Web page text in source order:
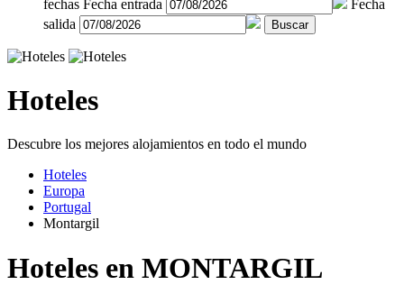
fechas Fecha entrada
Fecha
salida
Buscar
Hoteles
Descubre los mejores alojamientos en todo el mundo
Hoteles
Europa
Portugal
Montargil
Hoteles en MONTARGIL